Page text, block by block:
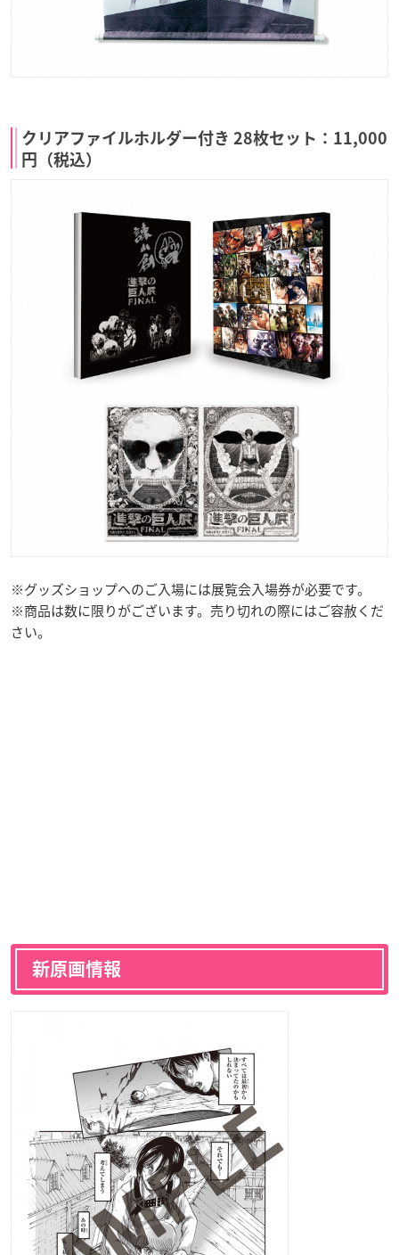
クリアファイルホルダー付き 28枚セット：11,000
円（税込）
※グッズショップへのご入場には展覧会入場券が必要です。
※商品は数に限りがございます。売り切れの際にはご容赦くだ
さい。
新原画情報